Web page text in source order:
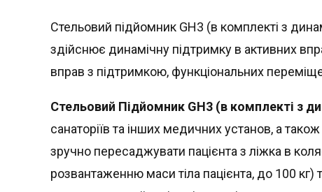
Стельовий підйомник GH3 (в комплекті з
здійснює динамічну підтримку в активних
вправ з підтримкою, функціональних
Стельовий Підйомник GH3 (в комплекті з
санаторіїв та інших медичних установ, а
зручно пересаджувати пацієнта з ліжка в
розвантаженню маси тіла пацієнта, до 100